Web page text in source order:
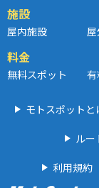
施設
屋内施設
料金
無料スポット
モトスポットと
ル
利用規約